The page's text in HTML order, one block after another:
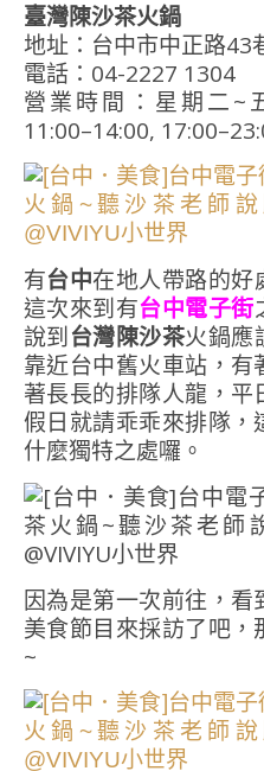
臺灣陳沙茶火鍋
地址：台中市中正路43
電話：04-2227 1304
營業時間：星期二~
11:00–14:00,
有台中在地人帶路的好
這次來到有台中電子街
說到台灣陳沙茶火鍋應
靠近台中舊火車站，
著長長的排隊人龍，平
假日就請乖乖來排隊，
什麼獨特之處囉。
因為是第一次前往，
美食節目來採訪了吧
~